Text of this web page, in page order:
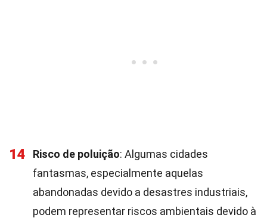
14 Risco de poluição: Algumas cidades
fantasmas, especialmente aquelas
abandonadas devido a desastres industriais,
podem representar riscos ambientais devido à